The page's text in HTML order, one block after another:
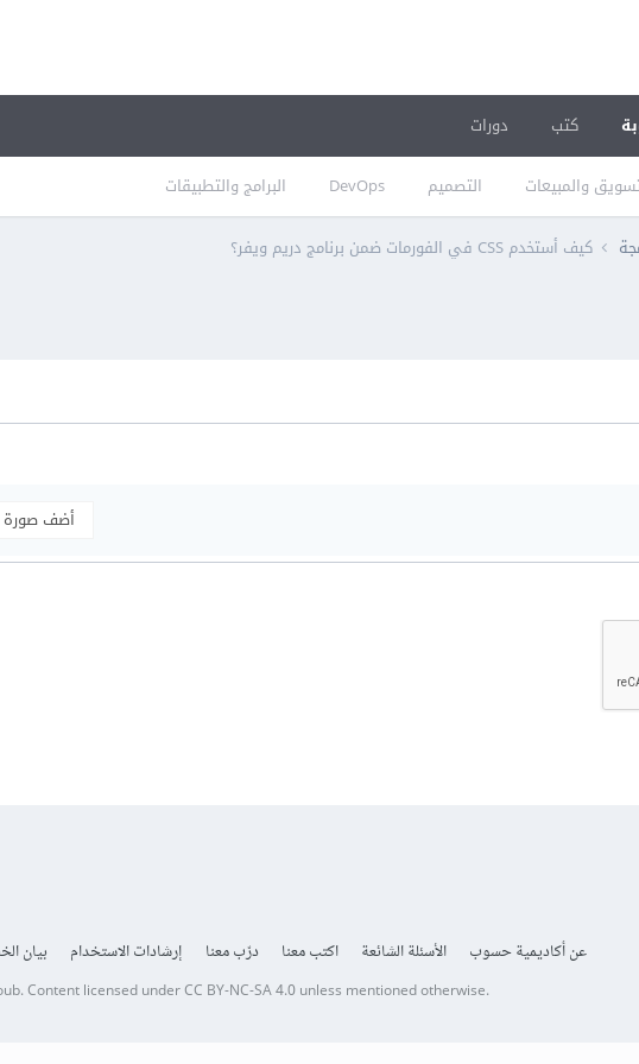
والمبيعات التصميم DevOps البرامج والتطبيقات
كتب دورات
كيف أستخدم CSS في الفورمات ضمن برنامج دريم ويفر؟
أضف صورة
عن أكاديمية حسوب الأسئلة الشائعة اكتب معنا درّب معنا إرشادات الاستخدام بيان
.Content licensed underCC BY-NC-SA 4.0unless mentioned otherwise.